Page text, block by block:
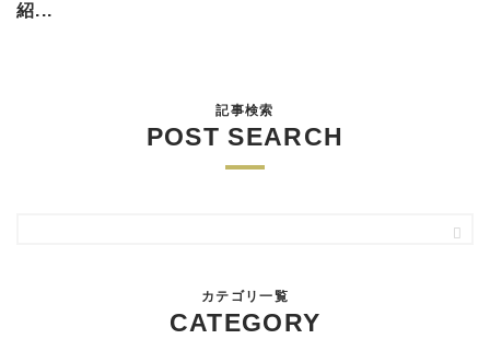
紹...
記事検索
POST SEARCH
カテゴリ一覧
CATEGORY